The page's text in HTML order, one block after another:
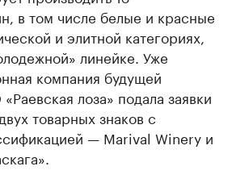
в том числе белые и красные
и элитной категориях,
линейке. Уже
компания будущей
лоза» подала заявки
товарных знаков с
— Marival Winery и